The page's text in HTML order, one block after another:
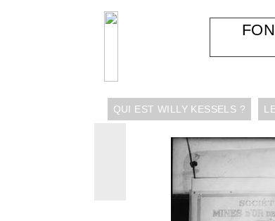
QUI EST WILLY KESSELS ?